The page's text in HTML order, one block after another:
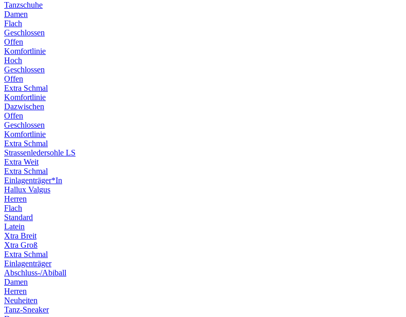
Tanzschuhe
Damen
Flach
Geschlossen
Offen
Komfortlinie
Hoch
Geschlossen
Offen
Extra Schmal
Komfortlinie
Dazwischen
Offen
Geschlossen
Komfortlinie
Extra Schmal
Strassenledersohle LS
Extra Weit
Extra Schmal
Einlagenträger*In
Hallux Valgus
Herren
Flach
Standard
Latein
Xtra Breit
Xtra Groß
Extra Schmal
Einlagenträger
Abschluss-/Abiball
Damen
Herren
Neuheiten
Tanz-Sneaker